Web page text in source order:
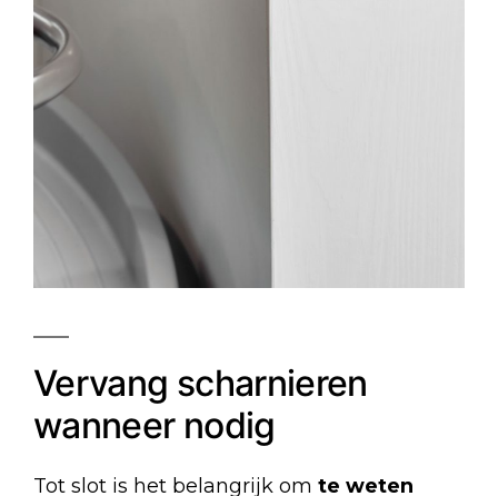
Vervang scharnieren
wanneer nodig
Tot slot is het belangrijk om te weten